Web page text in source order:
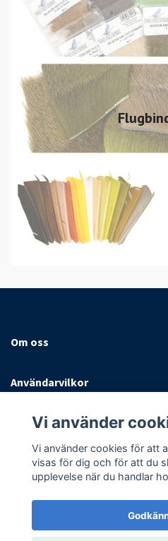
Om oss
Användarvilkor
Sociala medier
Vi använder
Vi använder cookies för att
visas för dig och för att du
upplevelse när du handlar